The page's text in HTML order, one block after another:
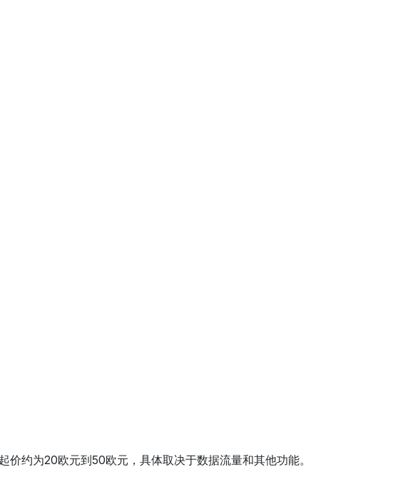
约为20欧元到50欧元，具体取决于数据流量和其他功能。